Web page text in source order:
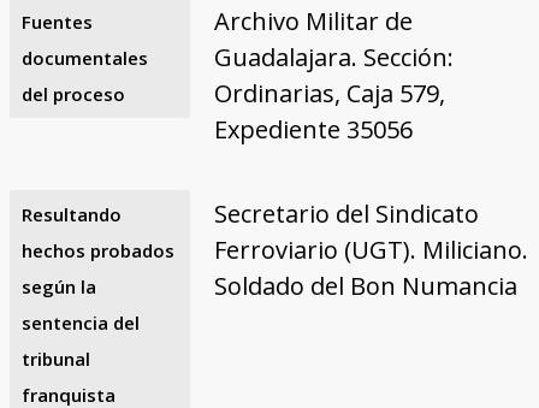
Fuentes
documentales
del proceso
Archivo Militar de
Guadalajara. Sección:
Ordinarias, Caja 579,
Expediente 35056
Resultando
hechos probados
según la
sentencia del
tribunal
franquista
Secretario del Sindicato
Ferroviario (UGT). Miliciano.
Soldado del Bon Numancia